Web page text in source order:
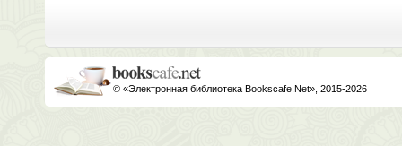
© «Электронная библиотека Bookscafe.Net», 2015-2026